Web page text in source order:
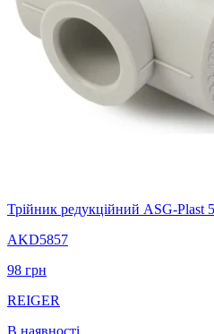
Трійник редукційний ASG-Plast
AKD5857
98 грн
REIGER
В наявності